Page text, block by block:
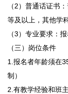
（2）普通话证书
等及以上，其他学
（3）专业要求：
（三）岗位条件
1.报名者年龄须在
制）
2.有教学经验和班